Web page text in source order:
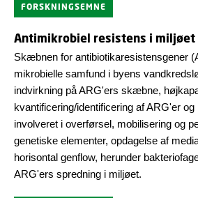
FORSKNINGSEMNE
Antimikrobiel resistens i miljøet
Skæbnen for antibiotikaresistensgener
mikrobielle samfund i byens
indvirkning på ARG'ers skæbne,
kvantificering/identificering af ARG'er og
involveret i overførsel, mobilisering og
genetiske elementer, opdagelse af
horisontal genflow, herunder
ARG'ers spredning i miljøet.